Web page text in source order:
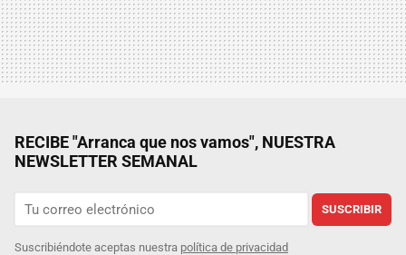
RECIBE "Arranca que nos vamos", NUESTRA
NEWSLETTER SEMANAL
SUSCRIBIR
Suscribiéndote aceptas nuestra política de privacidad